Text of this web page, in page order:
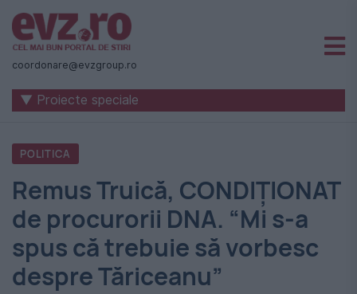
Știri
naționale
internaționale
România
-
Evenimentul
Zilei
coordonare@evzgroup.ro
▼ Proiecte speciale
POLITICA
Remus Truică, CONDIȚIONAT
de procurorii DNA. “Mi s-a
spus că trebuie să vorbesc
despre Tăriceanu”